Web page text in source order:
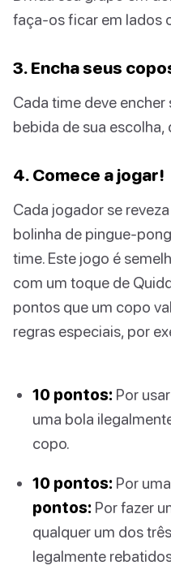
faça-os ficar em lados
3. Encha seus
Cada time deve
bebida de sua
4. Comece a jogar!
Cada jogador se
bolinha de pingue-
time. Este jogo é
com um toque de
pontos que um copo
regras especiais, por
10 pontos: Por
uma bola
copo.
10 pontos: Por
pontos: Por fazer
qualquer um dos
legalmente